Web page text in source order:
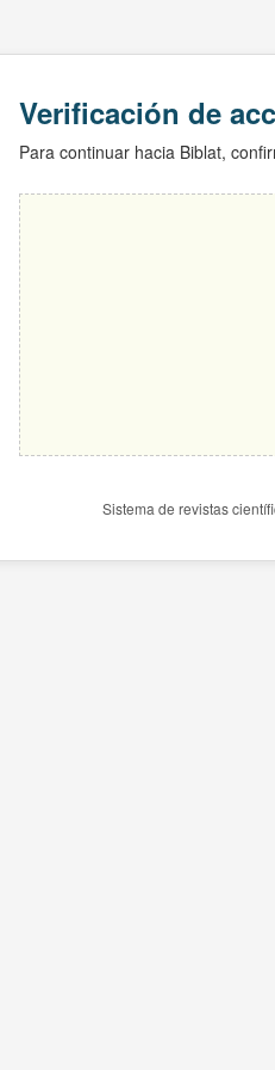
Verificación de
Para continuar hacia Biblat,
Sistema de revistas